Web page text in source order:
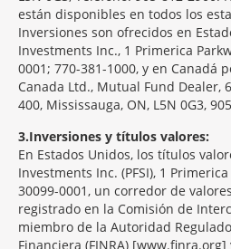
están disponibles en todos los
Inversiones son ofrecidos en
Investments Inc., 1 Primerica
0001; 770-381-1000, y en Canadá
Canada Ltd., Mutual Fund Dealer,
400, Mississauga, ON, L5N 0G3,
3 Inversiones y títulos valores:
En Estados Unidos, los títulos
Investments Inc. (PFSI), 1
30099-0001, un corredor de
registrado en la Comisión de
miembro de la Autoridad
Financiera (FINRA)